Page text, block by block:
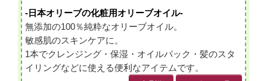
-日本オリーブの化粧用オリーブオイル-
無添加の100％純粋なオリーブオイル。
敏感肌のスキンケアに。
1本でクレンジング・保湿・オイルパック・髪のスタ
イリングなどに使える便利なアイテムです。